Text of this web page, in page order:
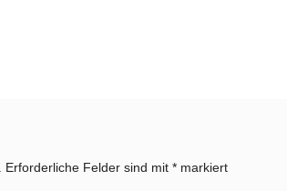
Erforderliche Felder sind mit * markiert